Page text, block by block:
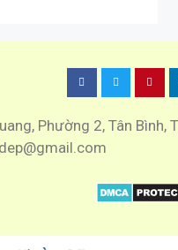
Phường 2, Tân Bình,